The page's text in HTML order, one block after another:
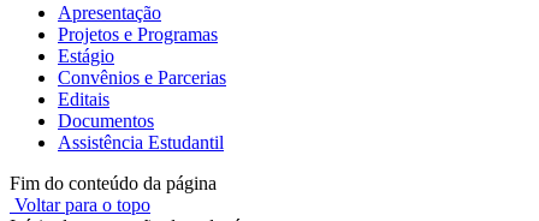
Apresentação
Projetos e Programas
Estágio
Convênios e Parcerias
Editais
Documentos
Assistência Estudantil
Fim do conteúdo da página
Voltar para o topo